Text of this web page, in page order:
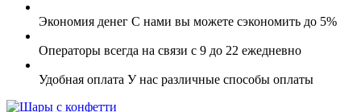
Экономия денег С нами вы можете сэкономить до 5%
Операторы всегда на связи с 9 до 22 ежедневно
Удобная оплата У нас различные способы оплаты